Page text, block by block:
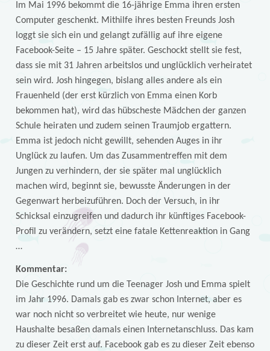
Im Mai 1996 bekommt die 16-jährige Emma ihren ersten
Computer geschenkt. Mithilfe ihres besten Freunds Josh
loggt sie sich ein und gelangt zufällig auf ihre eigene
Facebook-Seite – 15 Jahre später. Geschockt stellt sie fest,
dass sie mit 31 Jahren arbeitslos und unglücklich verheiratet
sein wird. Josh hingegen, bislang alles andere als ein
Frauenheld (der erst kürzlich von Emma einen Korb
bekommen hat), wird das hübscheste Mädchen der ganzen
Schule heiraten und zudem seinen Traumjob ergattern.
Emma ist jedoch nicht gewillt, sehenden Auges in ihr
Unglück zu laufen. Um das Zusammentreffen mit dem
Jungen zu verhindern, der sie später mal unglücklich
machen wird, beginnt sie, bewusste Änderungen in der
Gegenwart herbeizuführen. Doch der Versuch, in ihr
Schicksal einzugreifen und dadurch ihr künftiges Facebook-
Profil zu verändern, setzt eine fatale Kettenreaktion in Gang
…
Kommentar:
Die Geschichte rund um die Teenager Josh und Emma spielt
im Jahr 1996. Damals gab es zwar schon Internet, aber es
war noch nicht so verbreitet wie heute, nur wenige
Haushalte besaßen damals einen Internetanschluss. Das kam
zu dieser Zeit erst auf. Facebook gab es zu dieser Zeit ebenso